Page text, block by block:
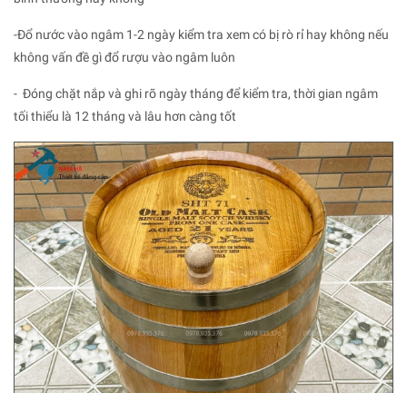
-Đổ nước vào ngâm 1-2 ngày kiểm tra xem có bị rò rỉ hay không nếu
không vấn đề gì đổ rượu vào ngâm luôn
- Đóng chặt nắp và ghi rõ ngày tháng để kiểm tra, thời gian ngâm
tối thiểu là 12 tháng và lâu hơn càng tốt